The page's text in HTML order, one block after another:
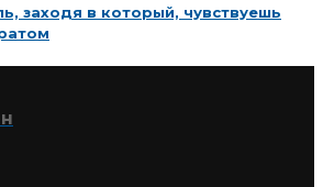
заходя в который, чувствуешь